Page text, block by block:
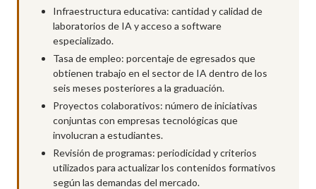
Infraestructura educativa: cantidad y calidad de
laboratorios de IA y acceso a software
especializado.
Tasa de empleo: porcentaje de egresados que
obtienen trabajo en el sector de IA dentro de los
seis meses posteriores a la graduación.
Proyectos colaborativos: número de iniciativas
conjuntas con empresas tecnológicas que
involucran a estudiantes.
Revisión de programas: periodicidad y criterios
utilizados para actualizar los contenidos formativos
según las demandas del mercado.